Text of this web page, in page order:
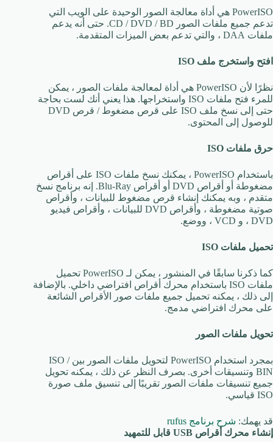
PowerISO هي أداة معالجة الصور الوحيدة على الويب التي
تدعم جميع ملفات الصور CD / DVD / BD. حتى أنه يدعم
ملفات DAA ، والتي تدعم بعض الميزات المتقدمة.
افتح واستخرج ملف ISO
نظرًا لأن PowerISO هي أداة لمعالجة ملفات الصور ، يمكن
للمرء فتح ملفات ISO واستخراجها. هذا يعني أنك لست بحاجة
حتى إلى نسخ ملف ISO على قرص مضغوط / قرص DVD
للوصول إلى المحتوى.
حرق ملفات ISO
باستخدام PowerISO ، يمكنك نسخ ملفات ISO على أقراص
مضغوطة أو أقراص DVD أو أقراص Blu-Ray. إنه برنامج نسخ
متقدم ، وبه يمكنك إنشاء قرص مضغوط للبيانات ، وأقراص
صوتية مضغوطة ، وأقراص DVD للبيانات ، وأقراص فيديو
DVD ، و VCD ، ووضع.
تحميل ملفات ISO
كما ذكرنا سابقًا في المنشور ، يمكن لـ PowerISO تحميل
ملفات ISO باستخدام محرك أقراص افتراضي داخلي. بالإضافة
إلى ذلك ، يمكنه تحميل جميع ملفات صور الأقراص الشائعة
على محرك افتراضي مدمج.
تحويل ملفات الصور
بمجرد استخدام PowerISO لتحويل ملفات الصور بين ISO /
BIN وتنسيقات أخرى. بصرف النظر عن ذلك ، يمكنه تحويل
جميع تنسيقات ملفات الصور تقريبًا إلى تنسيق ملف صورة
ISO قياسي.
قد يهمك: شرح برنامج rufus
إنشاء محرك أقراص USB قابل للتمهيد